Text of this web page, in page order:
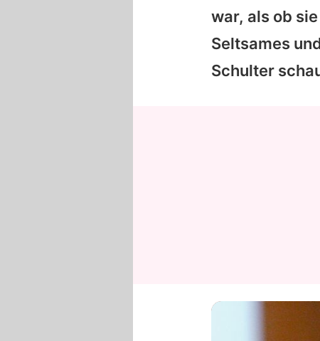
war, als ob
Seltsames
Schulter